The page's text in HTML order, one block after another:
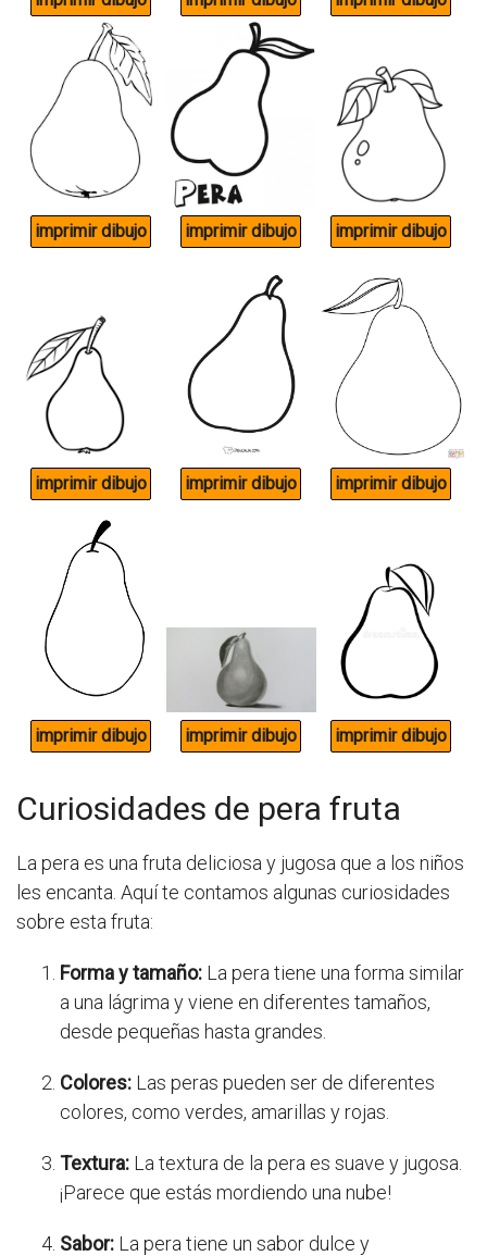
Curiosidades de pera fruta
La pera es una fruta deliciosa y jugosa que a los niños
les encanta. Aquí te contamos algunas curiosidades
sobre esta fruta:
Forma y tamaño: La pera tiene una forma similar
a una lágrima y viene en diferentes tamaños,
desde pequeñas hasta grandes.
Colores: Las peras pueden ser de diferentes
colores, como verdes, amarillas y rojas.
Textura: La textura de la pera es suave y jugosa.
¡Parece que estás mordiendo una nube!
Sabor: La pera tiene un sabor dulce y